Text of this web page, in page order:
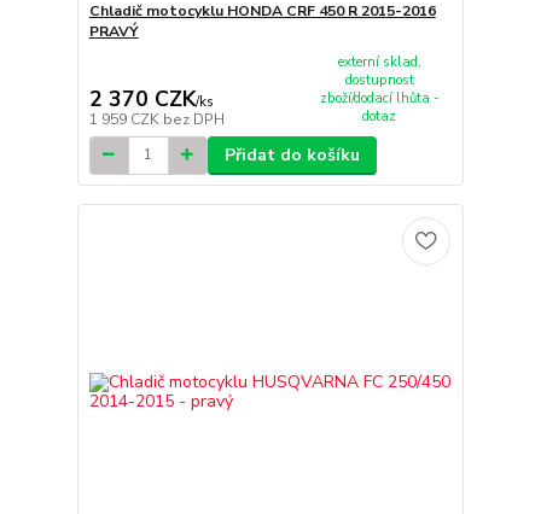
Chladič motocyklu HONDA CRF 450 R 2015-2016
PRAVÝ
2 370 CZK/ks
1 959 CZK bez DPH
externí sklad,
dostupnost
zboží/dodací lhůta -
dotaz
Přidat do košíku